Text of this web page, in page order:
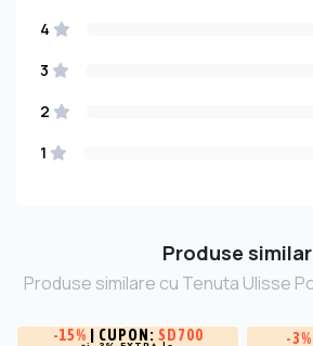
4
3
2
1
Produse
Produse similare cu Tenuta Ulisse
-15% | CUPON: SD700 -3%